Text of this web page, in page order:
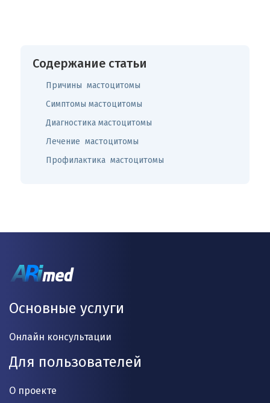
Содержание статьи
Причины мастоцитомы
Симптомы мастоцитомы
Диагностика мастоцитомы
Лечение мастоцитомы
Профилактика мастоцитомы
Основные услуги
Онлайн консультации
Для пользователей
О проекте